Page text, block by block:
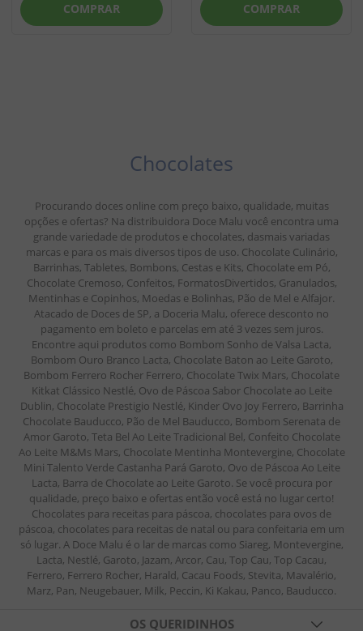
COMPRAR COMPRAR
Chocolates
Procurando doces online com preço baixo, qualidade, muitas
opções e ofertas? Na distribuidora Doce Malu você encontra uma
grande variedade de produtos e chocolates, dasmais variadas
marcas e para os mais diversos tipos de uso. Chocolate Culinário,
Barrinhas, Tabletes, Bombons, Cestas e Kits, Chocolate em Pó,
Chocolate Cremoso, Confeitos, FormatosDivertidos, Granulados,
Mentinhas e Copinhos, Moedas e Bolinhas, Pão de Mel e Alfajor.
Atacado de Doces de SP, a Doceria Malu, oferece desconto no
pagamento em boleto e parcelas em até 3 vezes sem juros.
Encontre aqui produtos como Bombom Sonho de Valsa Lacta,
Bombom Ouro Branco Lacta, Chocolate Baton ao Leite Garoto,
Bombom Ferrero Rocher Ferrero, Chocolate Twix Mars, Chocolate
Kitkat Clássico Nestlé, Ovo de Páscoa Sabor Chocolate ao Leite
Dublin, Chocolate Prestigio Nestlé, Kinder Ovo Joy Ferrero, Barrinha
Chocolate Bauducco, Pão de Mel Bauducco, Bombom Serenata de
Amor Garoto, Teta Bel Ao Leite Tradicional Bel, Confeito Chocolate
Ao Leite M&Ms Mars, Chocolate Mentinha Montevergine, Chocolate
Mini Talento Verde Castanha Pará Garoto, Ovo de Páscoa Ao Leite
Lacta, Barra de Chocolate ao Leite Garoto. Se você procura por
qualidade, preço baixo e ofertas então você está no lugar certo!
Chocolates para receitas para páscoa, chocolates para ovos de
páscoa, chocolates para receitas de natal ou para confeitaria em um
só lugar. A Doce Malu é o lar de marcas como Siareg, Montevergine,
Lacta, Nestlé, Garoto, Jazam, Arcor, Cau, Top Cau, Top Cacau,
Ferrero, Ferrero Rocher, Harald, Cacau Foods, Stevita, Mavalério,
Marz, Pan, Neugebauer, Milk, Peccin, Ki Kakau, Panco, Bauducco.
OS QUERIDINHOS